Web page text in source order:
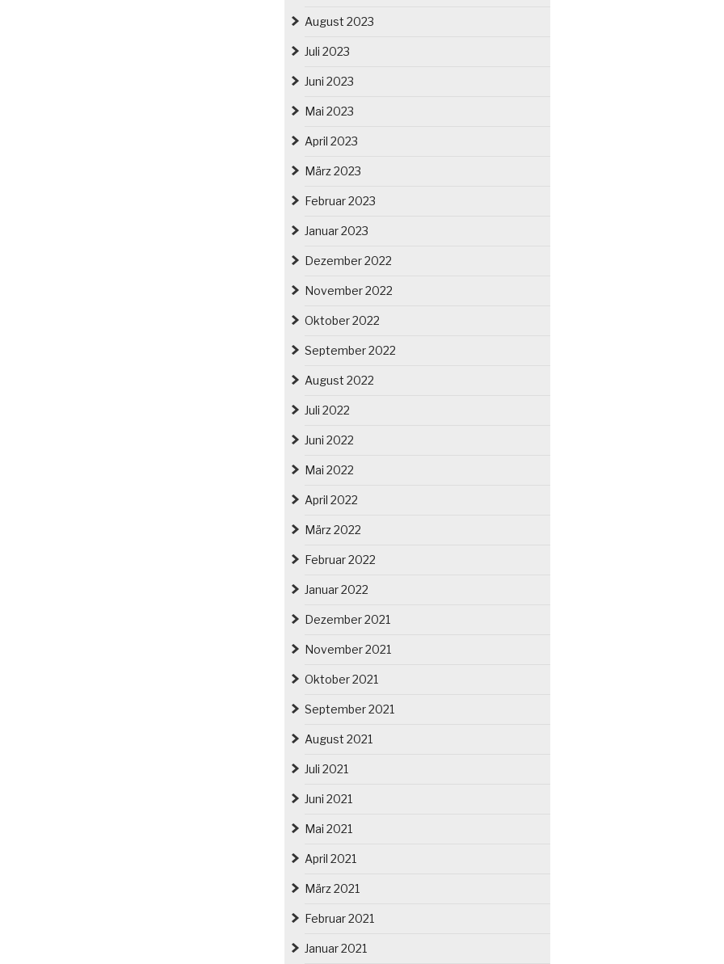
August 2023
Juli 2023
Juni 2023
Mai 2023
April 2023
März 2023
Februar 2023
Januar 2023
Dezember 2022
November 2022
Oktober 2022
September 2022
August 2022
Juli 2022
Juni 2022
Mai 2022
April 2022
März 2022
Februar 2022
Januar 2022
Dezember 2021
November 2021
Oktober 2021
September 2021
August 2021
Juli 2021
Juni 2021
Mai 2021
April 2021
März 2021
Februar 2021
Januar 2021